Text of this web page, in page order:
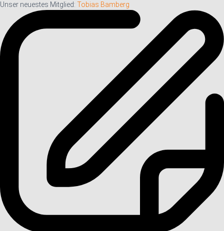
Unser neuestes Mitglied: Tobias Bamberg